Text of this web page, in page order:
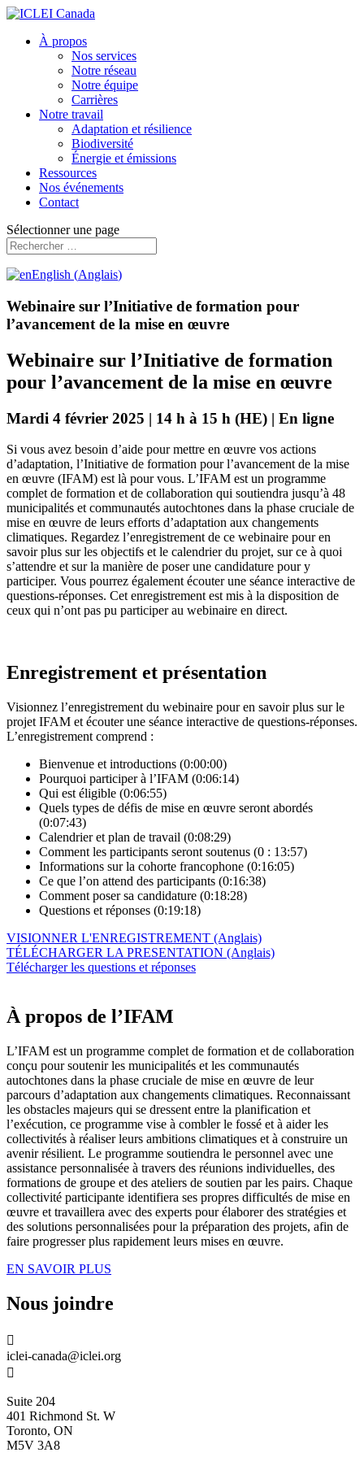
À propos
Nos services
Notre réseau
Notre équipe
Carrières
Notre travail
Adaptation et résilience
Biodiversité
Énergie et émissions
Ressources
Nos événements
Contact
Sélectionner une page
English (Anglais)
Webinaire sur l’Initiative de formation pour
l’avancement de la mise en œuvre
Webinaire sur l’Initiative de formation
pour l’avancement de la mise en œuvre
Mardi 4 février 2025 | 14 h à 15 h (HE) | En ligne
Si vous avez besoin d’aide pour mettre en œuvre vos actions
d’adaptation, l’Initiative de formation pour l’avancement de la mise
en œuvre (IFAM) est là pour vous. L’IFAM est un programme
complet de formation et de collaboration qui soutiendra jusqu’à 48
municipalités et communautés autochtones dans la phase cruciale de
mise en œuvre de leurs efforts d’adaptation aux changements
climatiques. Regardez l’enregistrement de ce webinaire pour en
savoir plus sur les objectifs et le calendrier du projet, sur ce à quoi
s’attendre et sur la manière de poser une candidature pour y
participer. Vous pourrez également écouter une séance interactive de
questions-réponses. Cet enregistrement est mis à la disposition de
ceux qui n’ont pas pu participer au webinaire en direct.
Enregistrement et présentation
Visionnez l’enregistrement du webinaire pour en savoir plus sur le
projet IFAM et écouter une séance interactive de questions-réponses.
L’enregistrement comprend :
Bienvenue et introductions (0:00:00)
Pourquoi participer à l’IFAM (0:06:14)
Qui est éligible (0:06:55)
Quels types de défis de mise en œuvre seront abordés
(0:07:43)
Calendrier et plan de travail (0:08:29)
Comment les participants seront soutenus (0 : 13:57)
Informations sur la cohorte francophone (0:16:05)
Ce que l’on attend des participants (0:16:38)
Comment poser sa candidature (0:18:28)
Questions et réponses (0:19:18)
VISIONNER L'ENREGISTREMENT (Anglais)
TÉLÉCHARGER LA PRESENTATION (Anglais)
Télécharger les questions et réponses
À propos de l’IFAM
L’IFAM est un programme complet de formation et de collaboration
conçu pour soutenir les municipalités et les communautés
autochtones dans la phase cruciale de mise en œuvre de leur
parcours d’adaptation aux changements climatiques. Reconnaissant
les obstacles majeurs qui se dressent entre la planification et
l’exécution, ce programme vise à combler le fossé et à aider les
collectivités à réaliser leurs ambitions climatiques et à construire un
avenir résilient. Le programme soutiendra le personnel avec une
assistance personnalisée à travers des réunions individuelles, des
formations de groupe et des ateliers de soutien par les pairs. Chaque
collectivité participante identifiera ses propres difficultés de mise en
œuvre et travaillera avec des experts pour élaborer des stratégies et
des solutions personnalisées pour la préparation des projets, afin de
faire progresser plus rapidement leurs mises en œuvre.
EN SAVOIR PLUS
Nous joindre

iclei-canada@iclei.org

Suite 204
401 Richmond St. W
Toronto, ON
M5V 3A8